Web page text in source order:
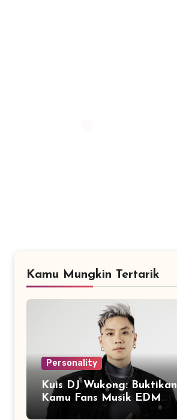
Kamu Mungkin Tertarik
Personality
Kuis DJ Wukong: Buktikan
Kamu Fans Musik EDM
Sejati!